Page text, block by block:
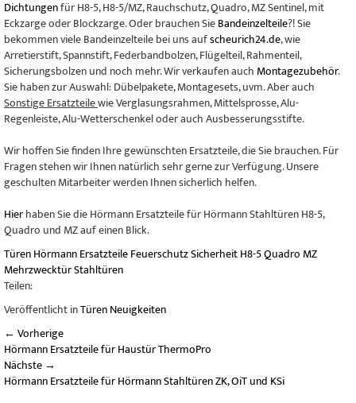
Dichtungenfür H8-5, H8-5/MZ, Rauchschutz, Quadro, MZ Sentinel, mit
Eckzarge oder Blockzarge. Oder brauchen SieBandeinzelteile?! Sie
bekommen viele Bandeinzelteile bei uns aufscheurich24.de, wie
Arretierstift, Spannstift, Federbandbolzen, Flügelteil, Rahmenteil,
Sicherungsbolzen und noch mehr. Wir verkaufen auch Montagezubehör.
Sie haben zur Auswahl: Dübelpakete, Montagesets, uvm. Aber auch
Sonstige Ersatzteilewie Verglasungsrahmen, Mittelsprosse, Alu-
Regenleiste, Alu-Wetterschenkel oder auch Ausbesserungsstifte.
Wir hoffen Sie finden Ihre gewünschten Ersatzteile, die Sie brauchen. Für
Fragen stehen wir Ihnen natürlich sehr gerne zur Verfügung. Unsere
geschulten Mitarbeiter werden Ihnen sicherlich helfen.
Hierhaben Sie die Hörmann Ersatzteile für Hörmann Stahltüren H8-5,
Quadro und MZ auf einen Blick.
TürenHörmannErsatzteileFeuerschutzSicherheitH8-5Quadro MZ
MehrzwecktürStahltüren
Teilen:
Veröffentlicht inTüren Neuigkeiten
← Vorherige
Hörmann Ersatzteile für Haustür ThermoPro
Nächste →
Hörmann Ersatzteile für Hörmann Stahltüren ZK, OiT und KSi